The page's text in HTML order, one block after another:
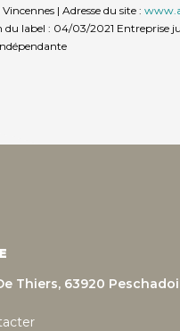
| Adresse du site :
du label : 04/03/2021 Entreprise
Thiers, 63920